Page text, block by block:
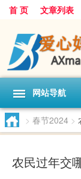
首 页 文章列表
网站导航
> 春节2024 >
农民过年交